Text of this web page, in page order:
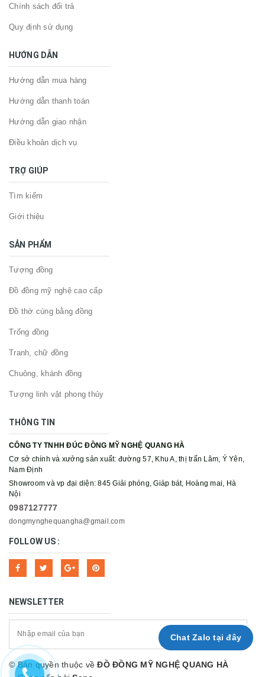
Chính sách đổi trả
Quy định sử dụng
HƯỚNG DẪN
Hướng dẫn mua hàng
Hướng dẫn thanh toán
Hướng dẫn giao nhận
Điều khoản dịch vụ
TRỢ GIÚP
Tìm kiếm
Giới thiệu
SẢN PHẨM
Tượng đồng
Đồ đồng mỹ nghệ cao cấp
Đồ thờ cúng bằng đồng
Trống đồng
Tranh, chữ đồng
Chuông, khánh đồng
Tượng linh vật phong thủy
THÔNG TIN
CÔNG TY TNHH ĐÚC ĐỒNG MỸ NGHỆ QUANG HÀ
Cơ sở chính và xưởng sản xuất: đường 57, Khu A, thị trấn Lâm, Ý Yên,
Nam Định
Showroom và vp đại diện: 845 Giải phóng, Giáp bát, Hoàng mai, Hà
Nội
0987127777
dongmynghequangha@gmail.com
FOLLOW US :
NEWSLETTER
© Bản quyền thuộc vềĐỒ ĐỒNG MỸ NGHỆ QUANG HÀ
Chat Zalo tại đây